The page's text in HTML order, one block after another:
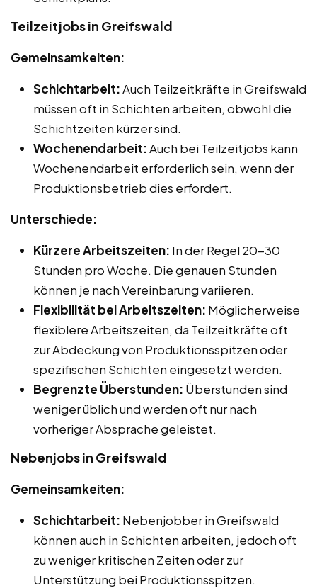
Teilzeitjobs in Greifswald
Gemeinsamkeiten:
Schichtarbeit:Auch Teilzeitkräfte in Greifswald
müssen oft in Schichten arbeiten, obwohl die
Schichtzeiten kürzer sind.
Wochenendarbeit:Auch bei Teilzeitjobs kann
Wochenendarbeit erforderlich sein, wenn der
Produktionsbetrieb dies erfordert.
Unterschiede:
Kürzere Arbeitszeiten: In der Regel 20-30
Stunden pro Woche. Die genauen Stunden
können je nach Vereinbarung variieren.
Flexibilität bei Arbeitszeiten: Möglicherweise
flexiblere Arbeitszeiten, da Teilzeitkräfte oft
zur Abdeckung von Produktionsspitzen oder
spezifischen Schichten eingesetzt werden.
Begrenzte Überstunden: Überstunden sind
weniger üblich und werden oft nur nach
vorheriger Absprache geleistet.
Nebenjobs in Greifswald
Gemeinsamkeiten:
Schichtarbeit: Nebenjobber in Greifswald
können auch in Schichten arbeiten, jedoch oft
zu weniger kritischen Zeiten oder zur
Unterstützung bei Produktionsspitzen.